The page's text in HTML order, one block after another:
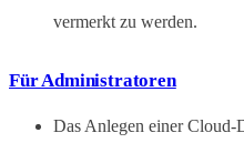
vermerkt zu werden.
Für Administratoren
Das Anlegen einer Cloud-